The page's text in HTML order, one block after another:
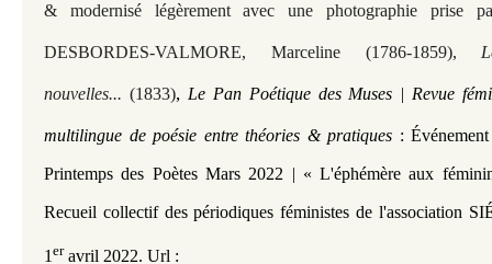
& modernisé légèrement avec une photographie prise
DESBORDES-VALMORE, Marceline (1786-1859),
nouvelles... (1833), Le Pan Poétique des Muses | Revue
multilingue de poésie entre théories & pratiques :
Printemps des Poètes Mars 2022 | « L'éphémère aux
Recueil collectif des périodiques féministes de l'association
1 eravril 2022. Url :